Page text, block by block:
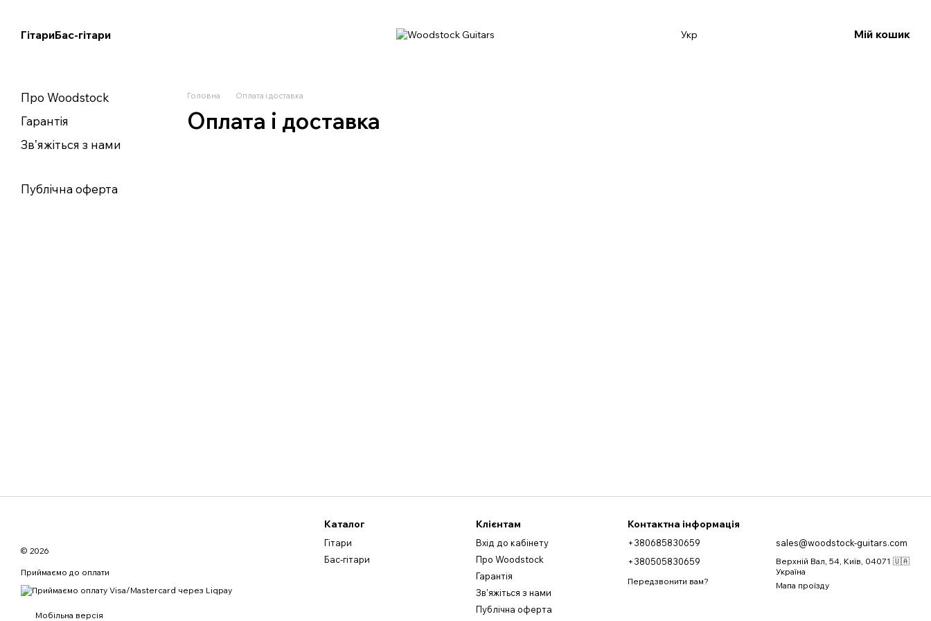
ГітариБас-гітари Укр Мій кошик
Головна Оплата і доставка
Оплата і доставка
Про Woodstock
Гарантія
Звʼяжіться з нами
Публічна оферта
© 2026
Приймаємо до оплати
Мобільна версія
Каталог
Гітари
Бас-гітари
Клієнтам
Вхід до кабінету
Про Woodstock
Гарантія
Звʼяжіться з нами
Публічна оферта
Контактна інформація
+380685830659
+380505830659
Передзвонити вам?
sales@woodstock-guitars.com
Верхній Вал, 54, Київ, 04071 🇺🇦
Україна
Мапа проїзду